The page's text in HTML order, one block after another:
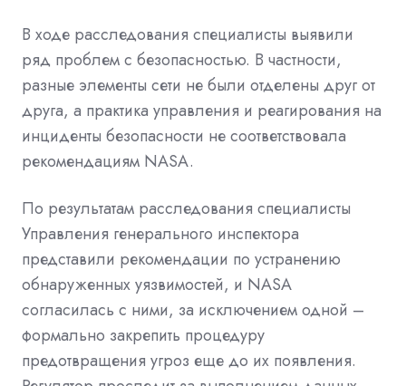
В ходе расследования специалисты выявили
ряд проблем с безопасностью. В частности,
разные элементы сети не были отделены друг от
друга, а практика управления и реагирования на
инциденты безопасности не соответствовала
рекомендациям NASA.
По результатам расследования специалисты
Управления генерального инспектора
представили рекомендации по устранению
обнаруженных уязвимостей, и NASA
согласилась с ними, за исключением одной –
формально закрепить процедуру
предотвращения угроз еще до их появления.